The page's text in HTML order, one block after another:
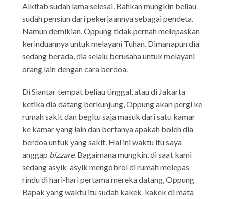
Alkitab sudah lama selesai. Bahkan mungkin beliau
sudah pensiun dari pekerjaannya sebagai pendeta.
Namun demikian, Oppung tidak pernah melepaskan
kerinduannya untuk melayani Tuhan. Dimanapun dia
sedang berada, dia selalu berusaha untuk melayani
orang lain dengan cara berdoa.
Di Siantar tempat beliau tinggal, atau di Jakarta
ketika dia datang berkunjung, Oppung akan pergi ke
rumah sakit dan begitu saja masuk dari satu kamar
ke kamar yang lain dan bertanya apakah boleh dia
berdoa untuk yang sakit. Hal ini waktu itu saya
anggap bizzare. Bagaimana mungkin, di saat kami
sedang asyik-asyik mengobrol di rumah melepas
rindu di hari-hari pertama mereka datang, Oppung
Bapak yang waktu itu sudah kakek-kakek di mata